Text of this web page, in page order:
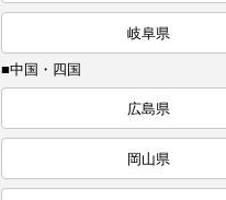
岐阜県
■中国・四国
広島県
岡山県